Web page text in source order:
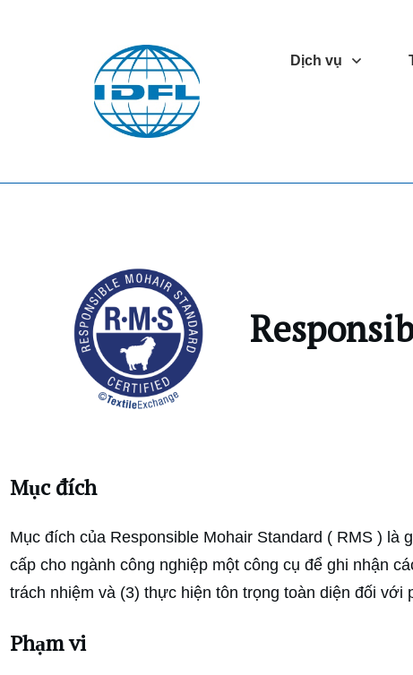
Dịch vụ
Mục đích
Mục đích của Responsible Mohair Standard ( RMS ) là
cấp cho ngành công nghiệp một công cụ để ghi nhận
trách nhiệm và (3) thực hiện tôn trọng toàn diện đối với
Phạm vi